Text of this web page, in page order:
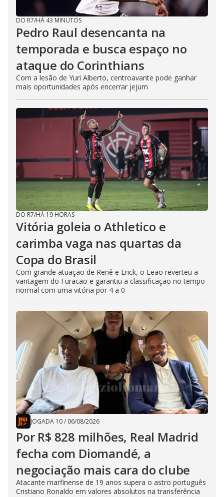
DO R7/HÁ 43 MINUTOS
Pedro Raul desencanta na
temporada e busca espaço no
ataque do Corinthians
Com a lesão de Yuri Alberto, centroavante pode ganhar
mais oportunidades após encerrar jejum
DO R7/HÁ 19 HORAS
Vitória goleia o Athletico e
carimba vaga nas quartas da
Copa do Brasil
Com grande atuação de Renê e Erick, o Leão reverteu a
vantagem do Furacão e garantiu a classificação no tempo
normal com uma vitória por 4 a 0
JOGADA 10/ 06/08/2026
Por R$ 828 milhões, Real Madrid
fecha com Diomandé, a
negociação mais cara do clube
Atacante marfinense de 19 anos supera o astro português
Cristiano Ronaldo em valores absolutos na transferência